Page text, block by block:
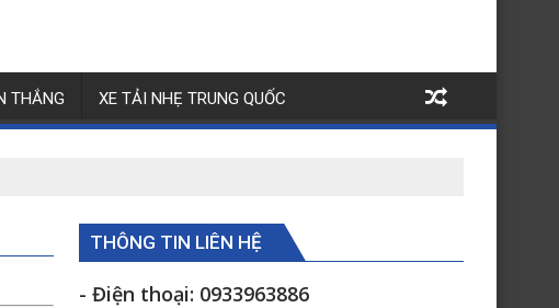
THẮNG XE TẢI NHẸ TRUNG QUỐC
THÔNG TIN LIÊN HỆ
- Điện thoại: 0933963886